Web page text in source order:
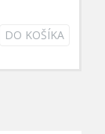
DO KOŠÍKA